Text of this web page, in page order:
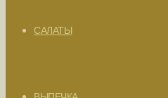
САЛАТЫ